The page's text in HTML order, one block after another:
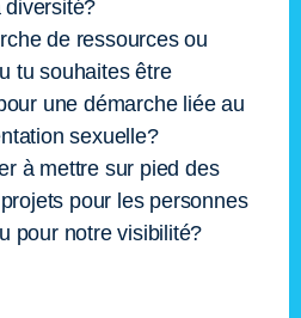
diversité?
de ressources ou
tu souhaites être
une démarche liée au
sexuelle?
à mettre sur pied des
pour les personnes
pour notre visibilité?